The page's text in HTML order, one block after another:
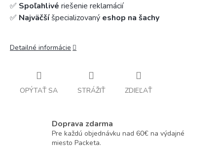
✅ Spoľahlivé riešenie reklamácií
✅ Najväčšíšpecializovaný eshop na šachy
Detailné informácie
OPÝTAŤ SA STRÁŽIŤ ZDIEĽAŤ
Doprava zdarma
Pre každú objednávku nad 60€ na výdajné
miesto Packeta.